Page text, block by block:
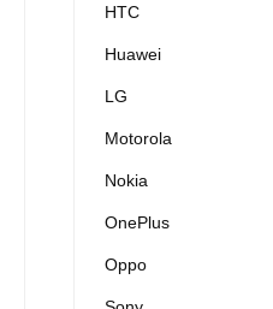
HTC
Huawei
LG
Motorola
Nokia
OnePlus
Oppo